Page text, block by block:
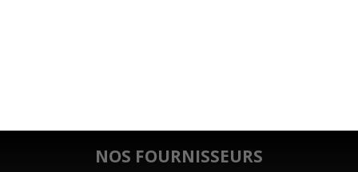
NOS FOURNISSEURS